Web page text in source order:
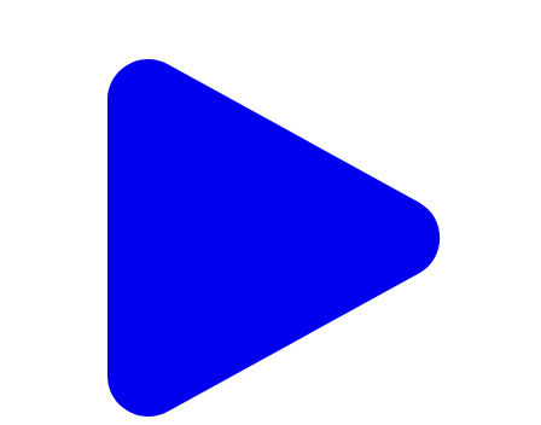
पुलिस अधीक्षक पीलीभीत के निर्देशन में थाना करेली पुलिस द्वारा